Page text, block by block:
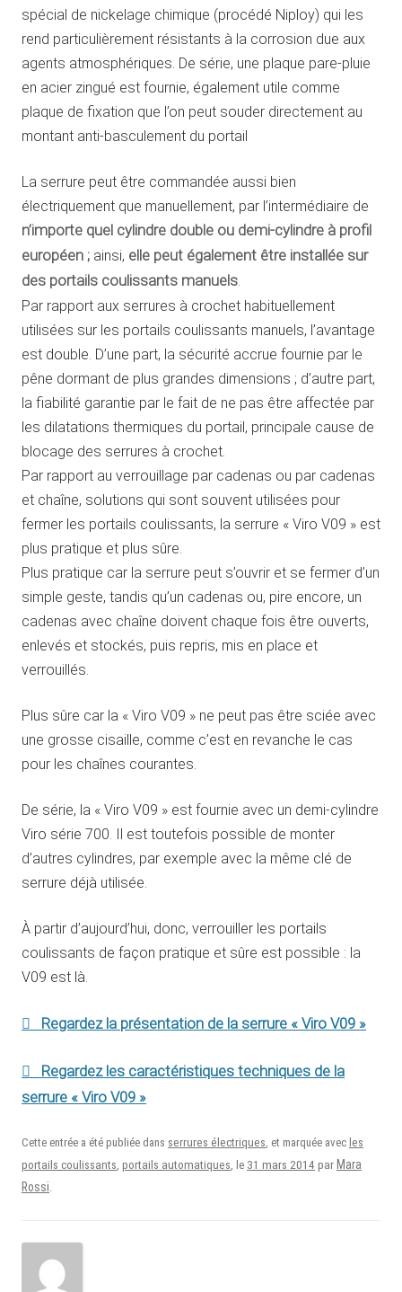
spécial de nickelage chimique (procédé Niploy) qui les
rend particulièrement résistants à la corrosion due aux
agents atmosphériques. De série, une plaque pare-pluie
en acier zingué est fournie, également utile comme
plaque de fixation que l’on peut souder directement au
montant anti-basculement du portail
La serrure peut être commandée aussi bien
électriquement que manuellement, par l’intermédiaire de
n’importe quel cylindre double ou demi-cylindre à profil
européen ; ainsi, elle peut également être installée sur
des portails coulissants manuels.
Par rapport aux serrures à crochet habituellement
utilisées sur les portails coulissants manuels, l’avantage
est double. D’une part, la sécurité accrue fournie par le
pêne dormant de plus grandes dimensions ; d’autre part,
la fiabilité garantie par le fait de ne pas être affectée par
les dilatations thermiques du portail, principale cause de
blocage des serrures à crochet.
Par rapport au verrouillage par cadenas ou par cadenas
et chaîne, solutions qui sont souvent utilisées pour
fermer les portails coulissants, la serrure « Viro V09 » est
plus pratique et plus sûre.
Plus pratique car la serrure peut s’ouvrir et se fermer d’un
simple geste, tandis qu’un cadenas ou, pire encore, un
cadenas avec chaîne doivent chaque fois être ouverts,
enlevés et stockés, puis repris, mis en place et
verrouillés.
Plus sûre car la « Viro V09 » ne peut pas être sciée avec
une grosse cisaille, comme c’est en revanche le cas
pour les chaînes courantes.
De série, la « Viro V09 » est fournie avec un demi-cylindre
Viro série 700. Il est toutefois possible de monter
d’autres cylindres, par exemple avec la même clé de
serrure déjà utilisée.
À partir d’aujourd’hui, donc, verrouiller les portails
coulissants de façon pratique et sûre est possible : la
V09 est là.
Regardez la présentation de la serrure « Viro V09 »
Regardez les caractéristiques techniques de la
serrure « Viro V09 »
Cette entrée a été publiée dans serrures électriques , et marquée avec les
portails coulissants portails automatiques , le 31 mars 2014 par Mara
Rossi